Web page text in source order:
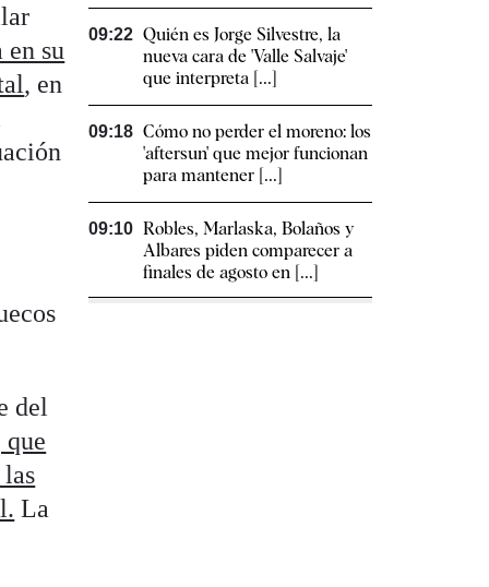
en su
, en
del
La
09:22 Quién es Jorge Silvestre, la
nueva cara de 'Valle Salvaje'
que interpreta [...]
09:18 Cómo no perder el moreno: los
'aftersun' que mejor funcionan
para mantener [...]
09:10 Robles, Marlaska, Bolaños y
Albares piden comparecer a
finales de agosto en [...]